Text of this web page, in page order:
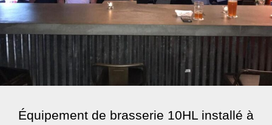
Équipement de brasserie 10HL installé à